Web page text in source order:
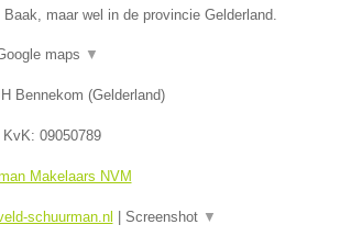
maar wel in de provincie Gelderland.
maps ▼
Bennekom (Gelderland)
09050789
Makelaars NVM
schuurman.nl Screenshot ▼